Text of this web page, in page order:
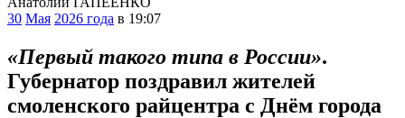
30 Мая 2026 года в 19:07
«Первый такого типа в России».
Губернатор поздравил жителей
смоленского райцентра с Днём города